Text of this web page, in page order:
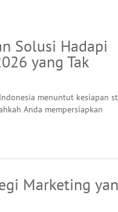
Solusi Hadapi
yang Tak
menuntut kesiapan
Anda mempersiapkan
Marketing